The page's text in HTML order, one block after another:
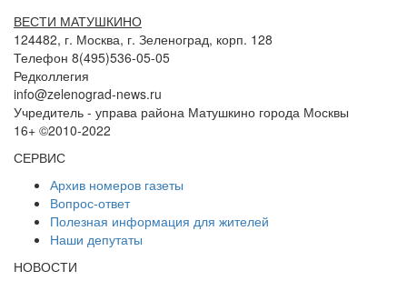
ВЕСТИ МАТУШКИНО
124482, г. Москва, г. Зеленоград, корп. 128
Телефон 8(495)536-05-05
Редколлегия
info@zelenograd-news.ru
Учредитель - управа района Матушкино города Москвы
16+ ©2010-2022
СЕРВИС
Архив номеров газеты
Вопрос-ответ
Полезная информация для жителей
Наши депутаты
НОВОСТИ